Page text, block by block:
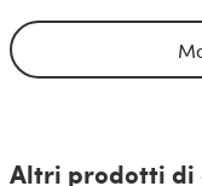
Altri prodotti di